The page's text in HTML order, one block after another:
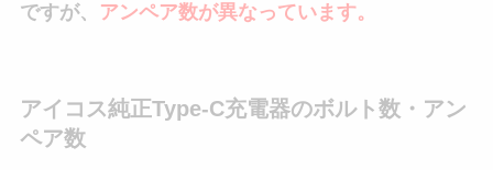
ですが、
アンペア数が異なっています。
アイコス純正Type-C充電器のボルト数・アン
ペア数